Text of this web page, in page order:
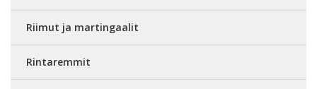
Riimut ja martingaalit
Rintaremmit